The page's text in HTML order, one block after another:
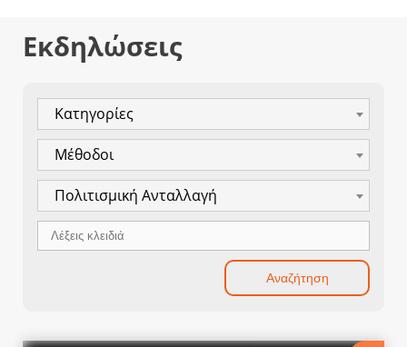
Εκδηλώσεις
Κατηγορίες
Μέθοδοι
Πολιτισμική Ανταλλαγή